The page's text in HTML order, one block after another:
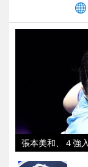
張本美和、４強